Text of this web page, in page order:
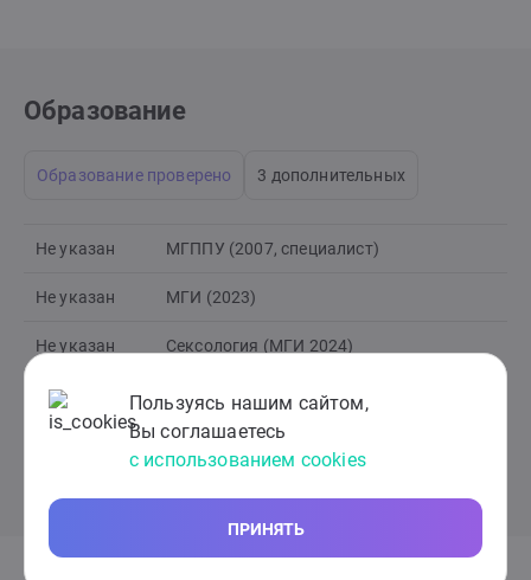
Пользуясь нашим сайтом,
Вы соглашаетесь
с использованием cookies
ПРИНЯТЬ
Образование
Образование проверено 3 дополнительных
Не указан МГППУ (2007, специалист)
Не указан МГИ (2023)
Не указан Сексология (МГИ 2024)